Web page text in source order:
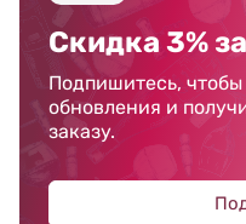
Скидка 3%
Подпишитесь,
обновления и
заказу.